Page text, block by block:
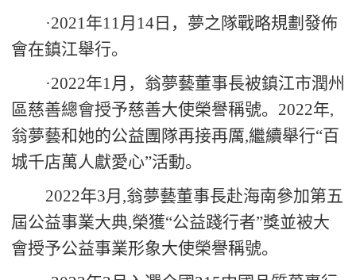
·2021年11月 14 日，夢之隊戰略規劃發佈
會在鎮江舉行。
·2022年1月，翁夢藝董事長被鎮江市潤州
區慈善總會授予慈善大使榮譽稱號。 2022年,
翁夢藝和她的公益團隊再接再厲,繼續舉行“百
城千店萬人獻愛心”活動。
2022年3月 ,翁夢藝董事長赴海南參加第五
屆公益事業大典,榮獲“公益踐行者”獎並被大
會授予公益事業形象大使榮譽稱號。